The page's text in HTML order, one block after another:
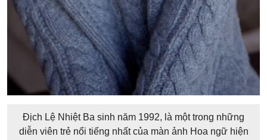
Địch Lệ Nhiệt Ba sinh năm 1992, là một trong những
diễn viên trẻ nổi tiếng nhất của màn ảnh Hoa ngữ hiện